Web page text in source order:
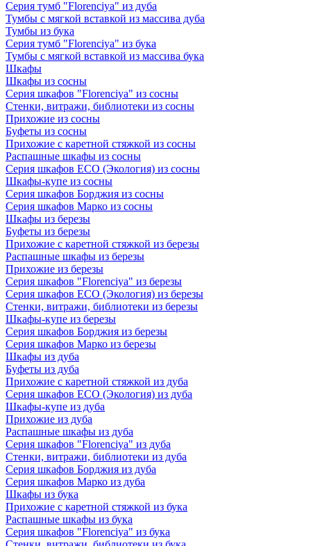
Серия тумб "Florenciya" из дуба
Тумбы с мягкой вставкой из массива дуба
Тумбы из бука
Серия тумб "Florenciya" из бука
Тумбы с мягкой вставкой из массива бука
Шкафы
Шкафы из сосны
Серия шкафов "Florenciya" из сосны
Стенки, витражи, библиотеки из сосны
Прихожие из сосны
Буфеты из сосны
Прихожие с каретной стяжкой из сосны
Распашные шкафы из сосны
Серия шкафов ECO (Экология) из сосны
Шкафы-купе из сосны
Серия шкафов Борджия из сосны
Серия шкафов Марко из сосны
Шкафы из березы
Буфеты из березы
Прихожие с каретной стяжкой из березы
Распашные шкафы из березы
Прихожие из березы
Серия шкафов "Florenciya" из березы
Серия шкафов ECO (Экология) из березы
Стенки, витражи, библиотеки из березы
Шкафы-купе из березы
Серия шкафов Борджия из березы
Серия шкафов Марко из березы
Шкафы из дуба
Буфеты из дуба
Прихожие с каретной стяжкой из дуба
Серия шкафов ECO (Экология) из дуба
Шкафы-купе из дуба
Прихожие из дуба
Распашные шкафы из дуба
Серия шкафов "Florenciya" из дуба
Стенки, витражи, библиотеки из дуба
Серия шкафов Борджия из дуба
Серия шкафов Марко из дуба
Шкафы из бука
Прихожие с каретной стяжкой из бука
Распашные шкафы из бука
Серия шкафов "Florenciya" из бука